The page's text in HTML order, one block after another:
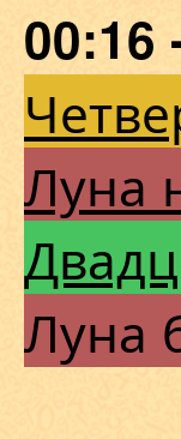
00:16
Луна
Луна